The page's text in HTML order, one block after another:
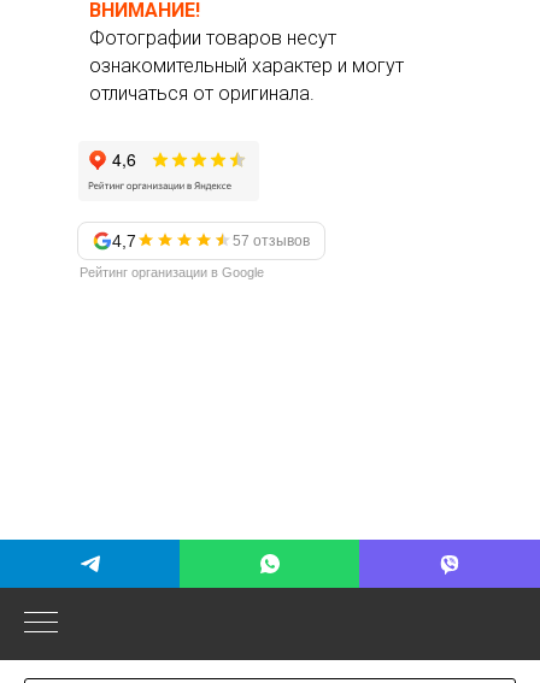
ВНИМАНИЕ!
Фотографии товаров несут
ознакомительный характер и могут
отличаться от оригинала.
4,7 57 отзывов
Рейтинг организации в Google